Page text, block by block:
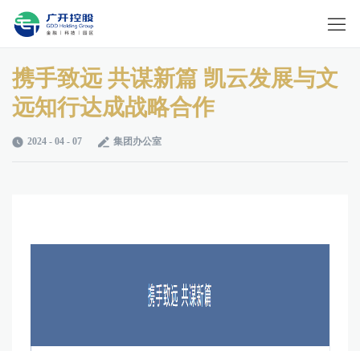
携手致远 共谋新篇 凯云发展与文
远知行达成战略合作
2024 - 04 - 07 集团办公室